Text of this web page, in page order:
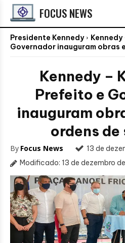
FOCUS NEWS
Presidente Kennedy
Governador inauguram obras
Kennedy –
Prefeito e
inauguram
ordens
By Focus News
13 de
Modificado: 13 de dezembro